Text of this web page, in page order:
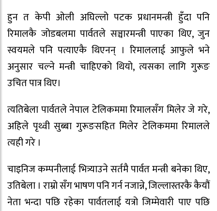
हुन त केपी ओली अघिल्लो पटक प्रधानमन्त्री हुँदा पनि
रिमालकै जोडबलमा पार्वतले सञ्चारमन्त्री पाएका थिए, जुन
स्वयमले पनि पत्याएकै थिएनन् । रिमाललाई आफुले भने
अनुसार चल्ने मन्त्री चाहिएको थियो, त्यसका लागि गुरूङ
उचित पात्र थिए।
त्यतिबेला पार्वतले नेपाल टेलिकममा रिमालसँग मिलेर जे गरे,
अहिले पृथ्वी सुब्बा गुरूङसहित मिलेर टेलिकममा रिमालले
त्यही गरे ।
चाइनिज कम्पनीलाई भित्र्याउने सर्तमै पार्वत मन्त्री बनेका थिए,
उतिबेला । राम्रो सँग भाषण पनि गर्न नजान्ने, जिल्लास्तरकै कैयौं
नेता भन्दा पछि रहेका पार्वतलाई यत्रो जिम्मेवारी पाए पछि